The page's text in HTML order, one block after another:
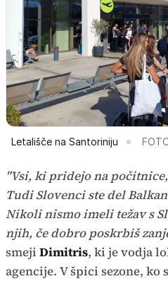
Letališče na Santoriniju
"Vsi, ki pridejo na
Tudi Slovenci ste del
Nikoli nismo imeli težav s
njih, če dobro poskrbiš
smeji Dimitris, ki je vodja
agencije. V špici sezone, ko